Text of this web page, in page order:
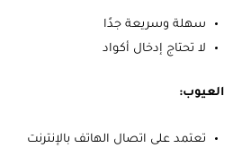
سهلة وسريعة جدًا
لا تحتاج إدخال أكواد
العيوب:
تعتمد على اتصال الهاتف بالإنترنت